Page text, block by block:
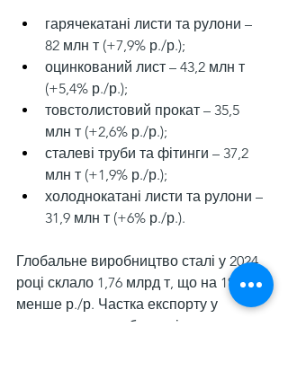
гарячекатані листи та рулони –
82 млн т (+7,9% р./р.);
оцинкований лист – 43,2 млн т
(+5,4% р./р.);
товстолистовий прокат – 35,5
млн т (+2,6% р./р.);
сталеві труби та фітинги – 37,2
млн т (+1,9% р./р.);
холоднокатані листи та рулони –
31,9 млн т (+6% р./р.).
Глобальне виробництво сталі у 2024
році склало 1,76 млрд т, що на 1%
менше р./р. Частка експорту у
загальному виробництві сягнула